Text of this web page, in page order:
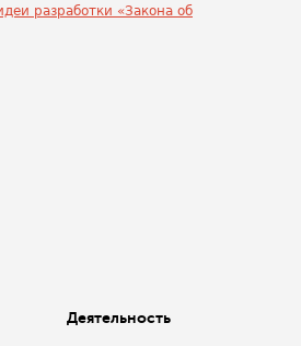
разработки «Закона об
Деятельность